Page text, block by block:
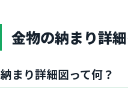
金物の納まり詳
納まり詳細図って何？